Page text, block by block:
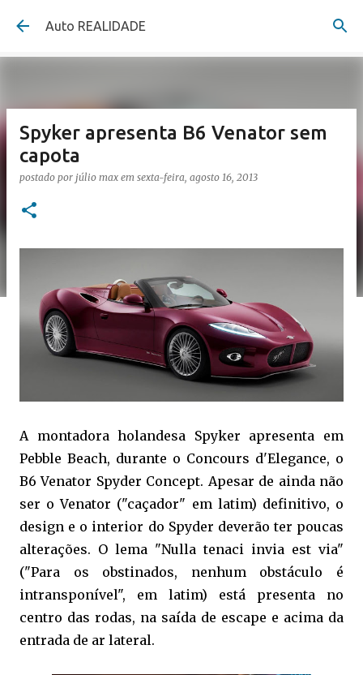
Pular para o conteúdo principal
Auto REALIDADE
Spyker apresenta B6 Venator sem
capota
postado por júlio max em sexta-feira, agosto 16, 2013
A montadora holandesa Spyker apresenta em
Pebble Beach, durante o Concours d'Elegance, o
B6 Venator Spyder Concept. Apesar de ainda não
ser o Venator ("caçador" em latim) definitivo, o
design e o interior do Spyder deverão ter poucas
alterações. O lema "Nulla tenaci invia est via"
("Para os obstinados, nenhum obstáculo é
intransponível", em latim) está presenta no
centro das rodas, na saída de escape e acima da
entrada de ar lateral.